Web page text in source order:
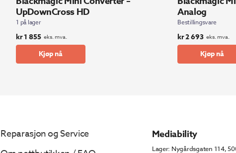
UpDownCross HD
1 på lager
kr1 855 eks. mva.
Kjøp nå
Analog
Bestillingsvare
kr2 693 eks. mva.
Kjøp nå
Reparasjon og Service
Mediability
Lager: Nygårdsgaten 114,